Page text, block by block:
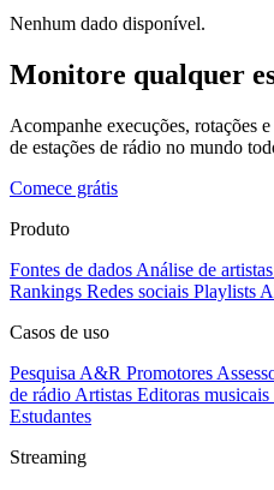
Nenhum dado disponível.
Monitore qualquer
Acompanhe execuções, rotações
de estações de rádio no mundo
Comece grátis
Produto
Fontes de dados Análise de artistas
Rankings Redes sociais Playlists
Casos de uso
Pesquisa A&R Promotores
de rádio Artistas Editoras musicais
Estudantes
Streaming